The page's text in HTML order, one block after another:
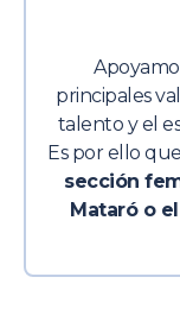
principales
talento y el
Es por ello
sección
Mataró o